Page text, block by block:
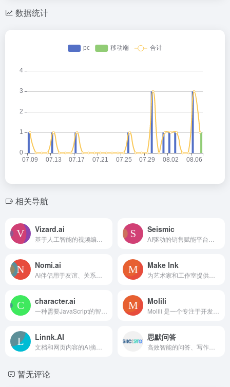
数据统计
相关导航
Vizard.ai Seismic
Nomi.ai Make Ink
character.ai Molili
Linnk.AI 思默问答
暂无评论